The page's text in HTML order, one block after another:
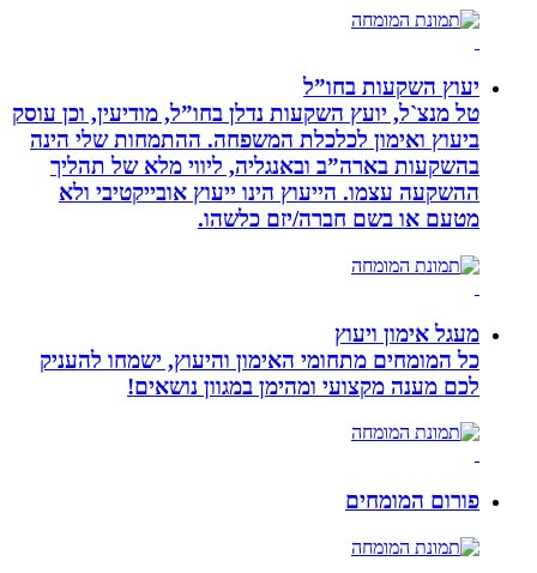
יעוץ השקעות בחו”ל
טל מנצ`ל, יועץ השקעות נדלן בחו”ל, מודיעין, וכן עוסק
ביעוץ ואימון לכלכלת המשפחה. ההתמחות שלי הינה
בהשקעות בארה”ב ובאנגליה, ליווי מלא של תהליך
ההשקעה עצמו. הייעוץ הינו ייעוץ אובייקטיבי ולא
מטעם או בשם חברה/יזם כלשהו.
מעגל אימון ויעוץ
כל המומחים מתחומי האימון והיעוץ, ישמחו להעניק
לכם מענה מקצועי ומהימן במגוון נושאים!
פורום המומחים